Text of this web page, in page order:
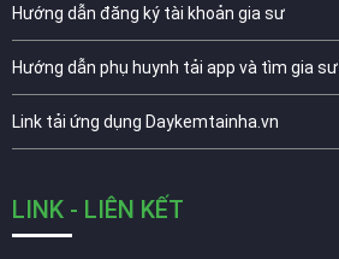
Hướng dẫn đăng ký tài khoản gia sư
Hướng dẫn phụ huynh tải app và tìm gia sư
Link tải ứng dụng Daykemtainha.vn
LINK - LIÊN KẾT